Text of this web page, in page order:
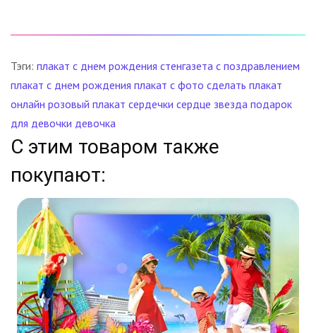
Тэги: плакат с днем рождения стенгазета с поздравлением
плакат с днем рождения плакат с фото сделать плакат
онлайн розовый плакат сердечки сердце звезда подарок
для девочки девочка
С этим товаром также
покупают: